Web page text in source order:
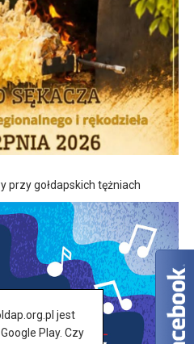
przy gołdapskich tężniach
jest
Play. Czy